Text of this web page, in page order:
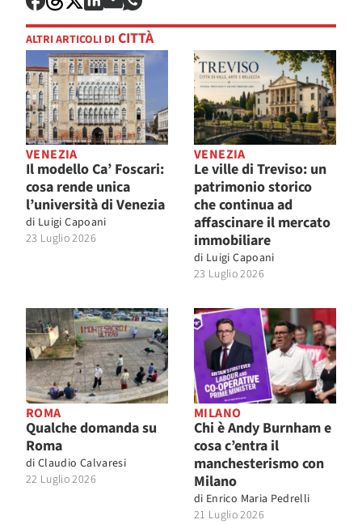
ALTRI ARTICOLI DI CITTÀ
VENEZIA
Il modello Ca’ Foscari:
cosa rende unica
l’università di Venezia
di Luigi Capoani
23 Luglio 2026
VENEZIA
Le ville di Treviso: un
patrimonio storico
che continua ad
affascinare il mercato
immobiliare
di Luigi Capoani
23 Luglio 2026
ROMA
Qualche domanda su
Roma
di Claudio Calvaresi
22 Luglio 2026
MILANO
Chi è Andy Burnham e
cosa c’entra il
manchesterismo con
Milano
di Enrico Maria Pedrelli
21 Luglio 2026